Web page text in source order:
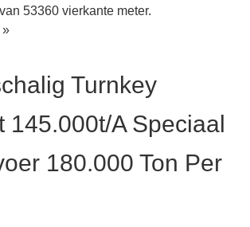
53360 vierkante meter.
»
Turnkey
145.000t/a Speciaal
180.000 Ton Per